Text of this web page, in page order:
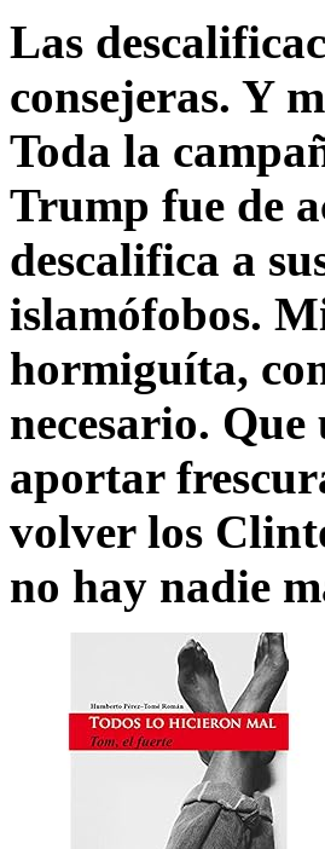
Las
consejeras. Y
Toda la
Trump fue de
descalifica a
islamófobos.
hormiguíta,
necesario.
aportar
volver los
no hay nadie